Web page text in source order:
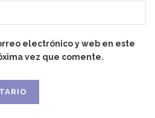
electrónico y web en este
vez que comente.